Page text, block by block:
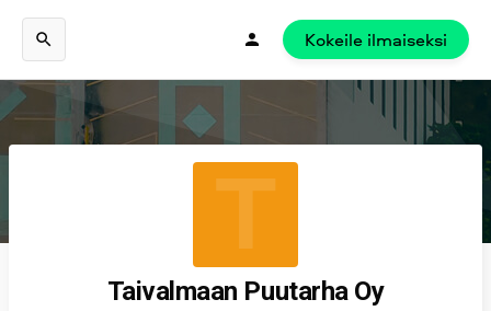
Kokeile ilmaiseksi
T
Taivalmaan Puutarha Oy